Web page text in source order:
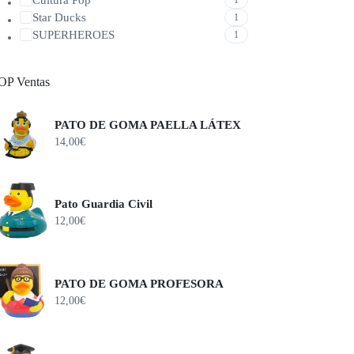
Star Ducks 1
SUPERHEROES 1
Ventas
PATO DE GOMA PAELLA LÁTEX
14,00€
Pato Guardia Civil
12,00€
PATO DE GOMA PROFESORA
12,00€